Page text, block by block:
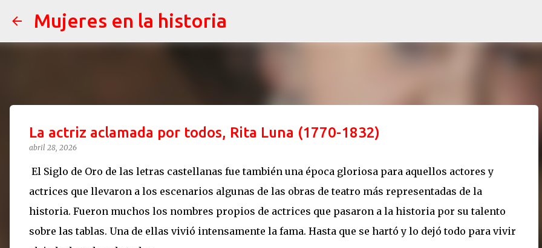
Mujeres en la historia
La actriz aclamada por todos, Rita Luna (1770-1832)
abril 28, 2026
El Siglo de Oro de las letras castellanas fue también una época gloriosa para aquellos actores y
actrices que llevaron a los escenarios algunas de las obras de teatro más representadas de la
historia. Fueron muchos los nombres propios de actrices que pasaron a la historia por su talento
sobre las tablas. Una de ellas vivió intensamente la fama. Hasta que se hartó y lo dejó todo para vivir